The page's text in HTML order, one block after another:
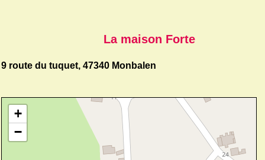
La maison Forte
9 route du tuquet, 47340 Monbalen
+
−